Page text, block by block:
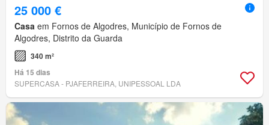
25 000 €
Casa em Fornos de Algodres, Município de Fornos de
Algodres, Distrito da Guarda
340 m²
Há 15 dias
SUPERCASA - PJAFERREIRA, UNIPESSOAL LDA